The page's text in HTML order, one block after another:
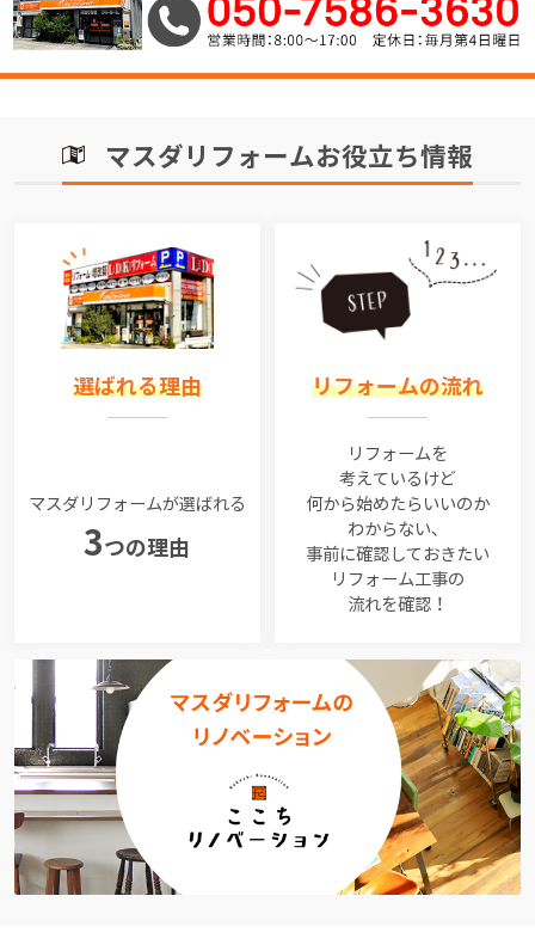
マスダリフォームお役立ち情報
選ばれる理由
マスダリフォームが選ばれる
3つの理由
リフォームの流れ
リフォームを
考えているけど
何から始めたらいいのか
わからない、
事前に確認しておきたい
リフォーム工事の
流れを確認！